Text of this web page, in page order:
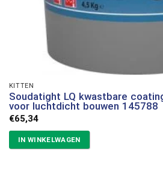
KITTEN
Soudatight LQ kwastbare
voor luchtdicht bouwen 145788
€65,34
IN WINKELWAGEN